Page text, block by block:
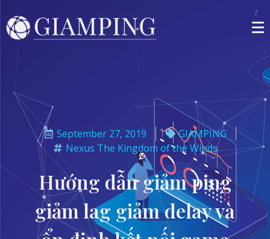
September 27, 2019
GIAMPING
Nexus The Kingdom of the Winds
Hướng dẫn giảm ping
giảm lag giảm delay và